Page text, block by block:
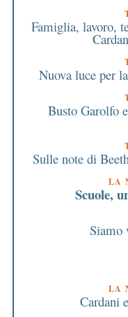
Famiglia, lavoro,
Nuova luce per
Busto Garolfo
Sulle note di
LA
Scuole,
Siamo
LA
Cardani